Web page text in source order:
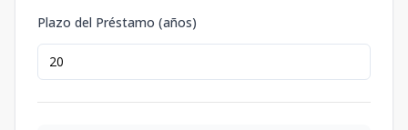
Plazo del Préstamo (años)